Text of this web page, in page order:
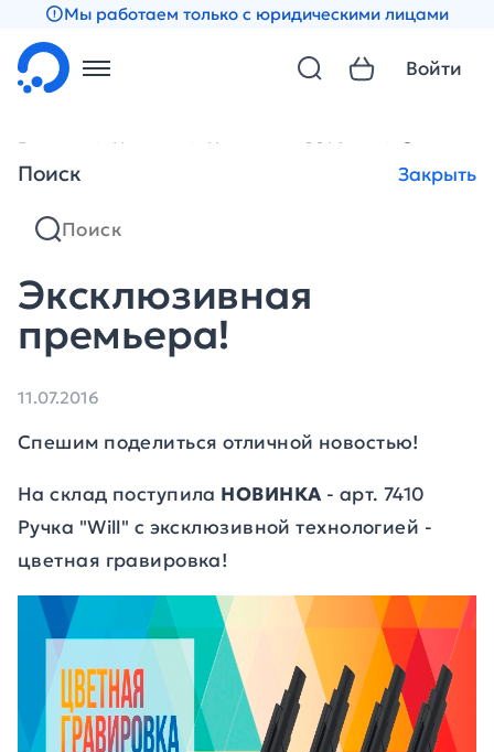
Мы работаем только с юридическими лицами
Поиск Закрыть
Войти
Главная Новости Новости за 2016 год
Эксклюзивная
премьера!
11.07.2016
Спешим поделиться отличной новостью!
На склад поступила НОВИНКА - арт. 7410
Ручка "Will" с эксклюзивной технологией -
цветная гравировка!